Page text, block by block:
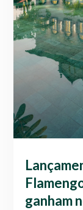
ganham